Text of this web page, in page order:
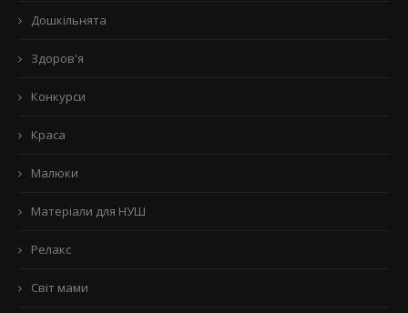
Дошкільнята
Здоров'я
Конкурси
Краса
Малюки
Матеріали для НУШ
Релакс
Світ мами